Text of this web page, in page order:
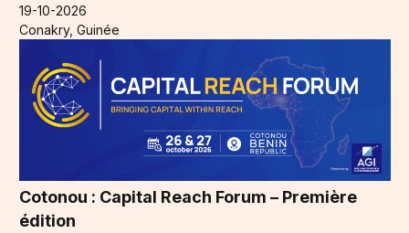
19-10-2026
Conakry, Guinée
Cotonou : Capital Reach Forum – Première
édition